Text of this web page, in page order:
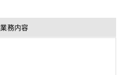
業務内容